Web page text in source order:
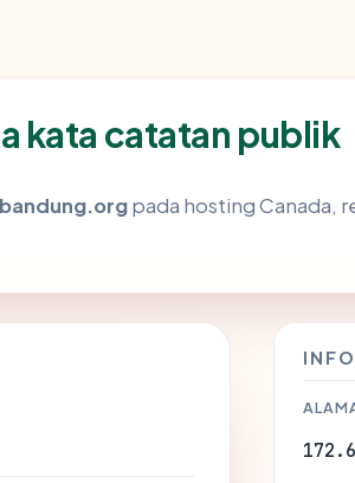
kata catatan publik
pada hosting Canada,